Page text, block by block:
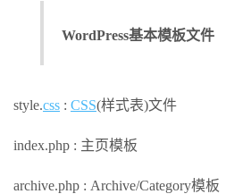
WordPress基本模板文件
style.css : CSS(样式表)文件
index.php : 主页模板
archive.php : Archive/Category模板